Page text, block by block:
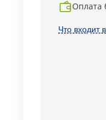
Оплата
Что входит